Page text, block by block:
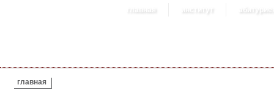
главная институт
ВЫ ЗДЕСЬ
главная